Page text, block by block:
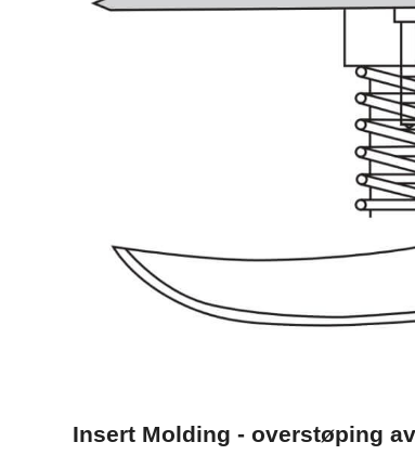
Insert Molding - overstøping